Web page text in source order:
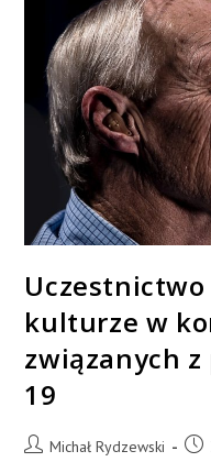
kulturze w
związanych z
19
Michał Rydzewski